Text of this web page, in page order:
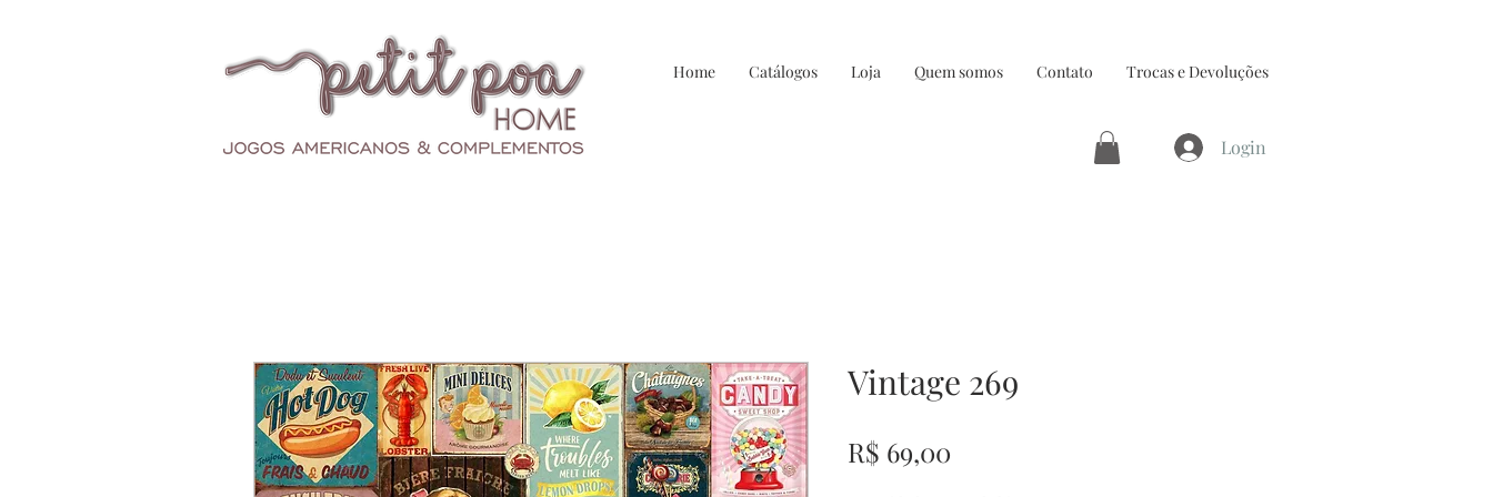
Home Catálogos Loja Quem somos Contato Trocas e Devoluções
Login
Vintage 269
R$ 69,00Preço